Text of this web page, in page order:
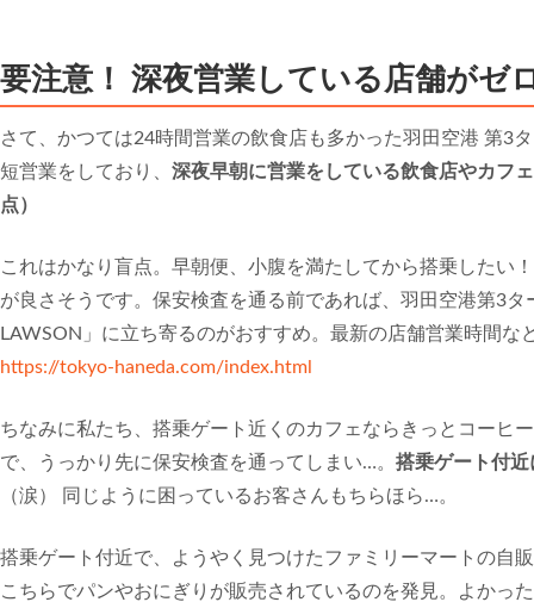
要注意！ 深夜営業している店舗がゼ
さて、かつては24時間営業の飲食店も多かった羽田空港 第3
短営業をしており、 深夜早朝に営業をしている飲食店やカフ
点）
これはかなり盲点。早朝便、小腹を満たしてから搭乗したい
が良さそうです。保安検査を通る前であれば、羽田空港第3
LAWSON」に立ち寄るのがおすすめ。最新の店舗営業時間
https://tokyo-haneda.com/index.html
ちなみに私たち、搭乗ゲート近くのカフェならきっとコーヒ
で、うっかり先に保安検査を通ってしまい…。 搭乗ゲート付
（涙） 同じように困っているお客さんもちらほら…。
搭乗ゲート付近で、ようやく見つけたファミリーマートの自
こちらでパンやおにぎりが販売されているのを発見。よかっ